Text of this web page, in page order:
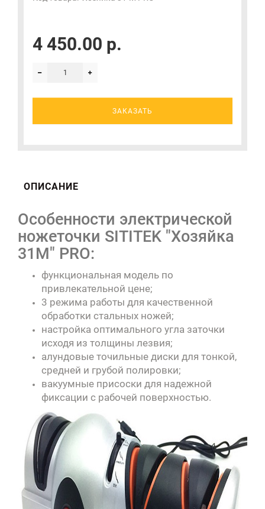
4 450.00 р.
ЗАКАЗАТЬ
ОПИСАНИЕ
Особенности электрической
ножеточки SITITEK "Хозяйка
31M" PRO:
функциональная модель по
привлекательной цене;
3 режима работы для качественной
обработки стальных ножей;
настройка оптимального угла заточки
исходя из толщины лезвия;
алундовые точильные диски для тонкой,
средней и грубой полировки;
вакуумные присоски для надежной
фиксации с рабочей поверхностью.